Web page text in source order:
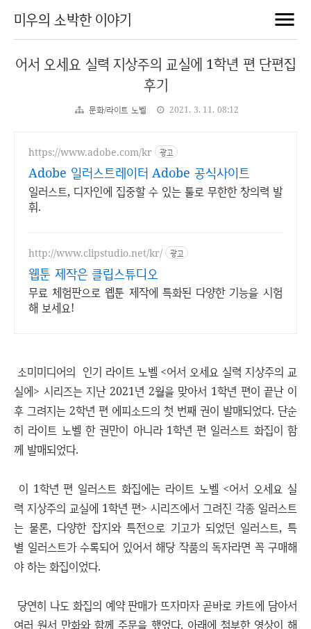
미우의 소박한 이야기
어서 오세요 실력 지상주의 교실에 1학년 편 단편집
후기
문화/라이트 노벨 2021. 3. 11. 08:12
https://www.adobe.com/kr 광고
Adobe 일러스트레이터 Adobe 공식사이트
일러스트, 디자인에 집중할 수 있는 툴로 무한한 창의력 발
휘.
http://www.clipstudio.net/kr/ 광고
웹툰 제작은 클립스튜디오
무료 체험판으로 웹툰 제작에 특화된 다양한 기능을 시험
해 보세요!
소미미디어의 인기 라이트 노벨 <어서 오세요 실력 지상주의 교
실에> 시리즈는 지난 2021년 2월을 맞아서 1학년 편이 끝난 이
후 그려지는 2학년 편 에피소드의 첫 번째 권이 발매되었다. 단순
히 라이트 노벨 한 권만이 아니라 1학년 편 일러스트 화집이 함
께 발매되었다.
이 1학년 편 일러스트 화집에는 라이트 노벨 <어서 오세요 실
력 지상주의 교실에 1학년 편> 시리즈에서 그려진 각종 일러스트
는 물론, 다양한 잡지와 특전으로 기고가 되었던 일러스트, 특
별 일러스트가 수록되어 있어서 해당 작품의 독자라면 꼭 구매해
야 하는 화집이었다.
당연히 나도 화집의 예약 판매가 뜨자마자 곧바로 카트에 담아서
여러 원서 만화와 함께 주문을 했었다. 아래에 첨부한 영상이 해